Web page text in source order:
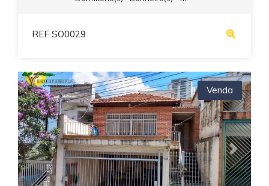
REF SO0029
Previous Next
Venda